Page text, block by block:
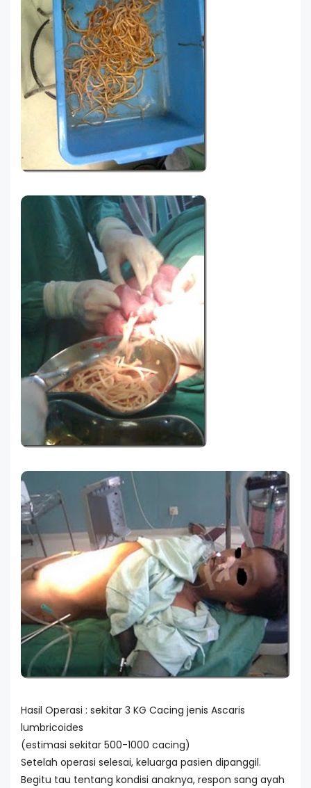
Hasil Operasi : sekitar 3 KG Cacing jenis Ascaris
lumbricoides
(estimasi sekitar 500-1000 cacing)
Setelah operasi selesai, keluarga pasien dipanggil.
Begitu tau tentang kondisi anaknya, respon sang ayah